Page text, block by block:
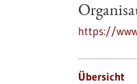
https://
Übersicht